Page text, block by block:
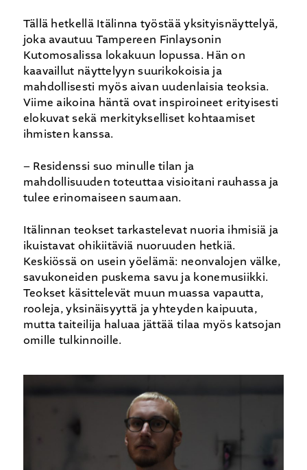
Tällä hetkellä Itälinna työstää yksityisnäyttelyä,
joka avautuu Tampereen Finlaysonin
Kutomosalissa lokakuun lopussa. Hän on
kaavaillut näyttelyyn suurikokoisia ja
mahdollisesti myös aivan uudenlaisia teoksia.
Viime aikoina häntä ovat inspiroineet erityisesti
elokuvat sekä merkitykselliset kohtaamiset
ihmisten kanssa.
– Residenssi suo minulle tilan ja
mahdollisuuden toteuttaa visioitani rauhassa ja
tulee erinomaiseen saumaan.
Itälinnan teokset tarkastelevat nuoria ihmisiä ja
ikuistavat ohikiitäviä nuoruuden hetkiä.
Keskiössä on usein yöelämä: neonvalojen välke,
savukoneiden puskema savu ja konemusiikki.
Teokset käsittelevät muun muassa vapautta,
rooleja, yksinäisyyttä ja yhteyden kaipuuta,
mutta taiteilija haluaa jättää tilaa myös katsojan
omille tulkinnoille.